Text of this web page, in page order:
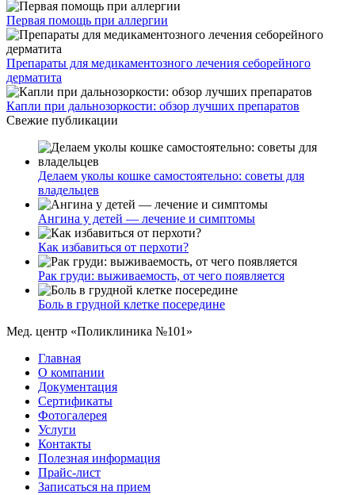
Первая помощь при аллергии
Препараты для медикаментозного лечения себорейного
дерматита
Капли при дальнозоркости: обзор лучших препаратов
Свежие публикации
Делаем уколы кошке самостоятельно: советы для
владельцев
Ангина у детей — лечение и симптомы
Как избавиться от перхоти?
Рак груди: выживаемость, от чего появляется
Боль в грудной клетке посередине
Мед. центр «Поликлиника №101»
Главная
О компании
Документация
Сертификаты
Фотогалерея
Услуги
Контакты
Полезная информация
Прайс-лист
Записаться на прием